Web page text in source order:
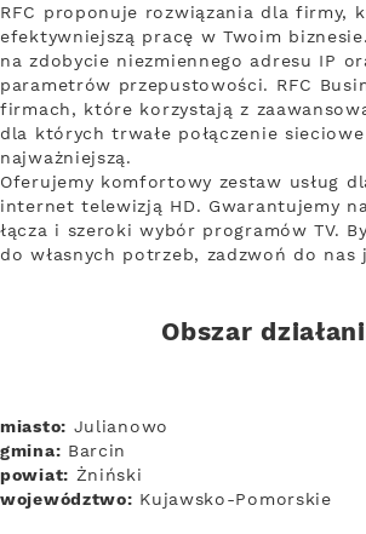
RFC proponuje rozwiązania dla firmy,
efektywniejszą pracę w Twoim
na zdobycie niezmiennego adresu IP
parametrów przepustowości. RFC
firmach, które korzystają z
dla których trwałe połączenie
najważniejszą.
Oferujemy komfortowy zestaw usług
internet telewizją HD. Gwarantujemy
łącza i szeroki wybór programów TV.
do własnych potrzeb, zadzwoń do nas
Obszar
miasto: Julianowo
gmina: Barcin
powiat: Żniński
województwo: Kujawsko-Pomorskie